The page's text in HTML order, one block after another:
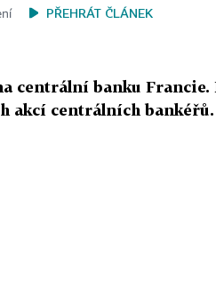
PŘEHRÁT ČLÁNEK
centrální banku
akcí centrálních bankéřů.